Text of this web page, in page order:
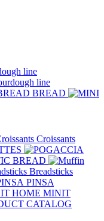
line
line
BREAD
Croissants
BREAD
Breadsticks
PINSA
MINIT
CATALOG